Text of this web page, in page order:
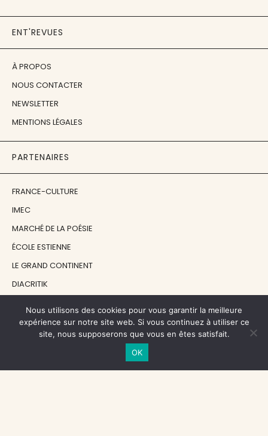
ENT'REVUES
À PROPOS
NOUS CONTACTER
NEWSLETTER
MENTIONS LÉGALES
PARTENAIRES
FRANCE-CULTURE
IMEC
MARCHÉ DE LA POÉSIE
ÉCOLE ESTIENNE
LE GRAND CONTINENT
DIACRITIK
NOS SOUTIENS
CENTRE NATIONAL DU LIVRE
Nous utilisons des cookies pour vous garantir la meilleure
expérience sur notre site web. Si vous continuez à utiliser ce
site, nous supposerons que vous en êtes satisfait.
OK